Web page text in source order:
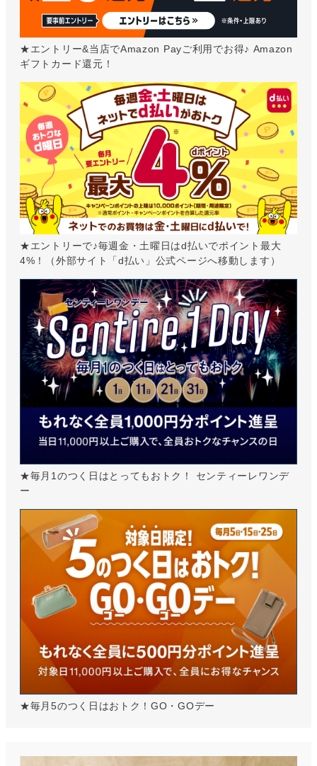
★エントリー&当店でAmazon Payご利用でお得♪ Amazon
ギフトカード還元！
★エントリーで♪毎週金・土曜日はd払いでポイント最大
4%！（外部サイト「d払い」公式ページへ移動します）
★毎月1のつく日はとってもおトク！ センティーレワンデ
ー
★毎月5のつく日はおトク！GO・GOデー